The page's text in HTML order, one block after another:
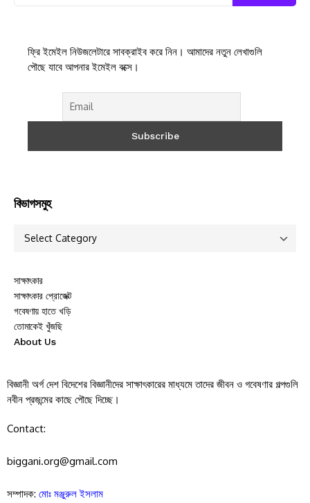
ফ্রি ইমেইল নিউজলেটারে সাবক্রাইব করে নিন। আমাদের নতুন লেখাগুলি
পৌছে যাবে আপনার ইমেইল বক্সে।
বিভাগসমুহ
সাক্ষাৎকার
সাক্ষাৎকার প্রোজেক্ট
গবেষণায় হাতে খড়ি
তোমাকেই খুঁজছি
About Us
বিজ্ঞানী অর্গ দেশ বিদেশের বিজ্ঞানীদের সাক্ষাৎকারের মাধ্যমে তাদের জীবন ও গবেষণার গল্পগুলি
নবীন প্রজন্মের কাছে পৌছে দিচ্ছে।
Contact:
biggani.org@gmail.com
সম্পাদক: মোঃ মঞ্জুরুল ইসলাম